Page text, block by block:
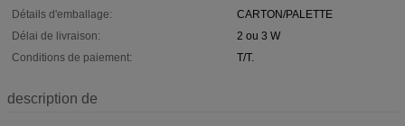
Détails d'emballage:
CARTON/PALETTE
Délai de livraison:
2 ou 3 W
Conditions de paiement:
T/T.
description de